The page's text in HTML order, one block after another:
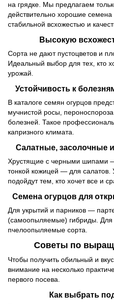
на грядке. Мы предлагаем
действительно хорошие семена
стабильной всхожестью и
Высокую
Сорта не дают пустоцветов и
Идеальный выбор для тех, кто
урожай.
Устойчивость к
В каталоге семян огурцов
мучнистой росы,
болезней. Такое
капризного климата.
Салатные, засолочные
Хрустящие с черными шипами
тонкой кожицей — для салатов.
подойдут тем, кто хочет все и
Семена огурцов для
Для укрытий и парников —
(самоопыляемые) гибриды. Для
пчелоопыляемые сорта.
Советы по
Чтобы получить обильный и
внимание на несколько
первого посева.
Как выбрать